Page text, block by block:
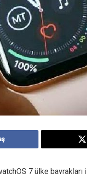
7 ülke bayrakları